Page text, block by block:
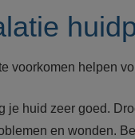
voorkomen helpen
je huid zeer goed.
en wonden.